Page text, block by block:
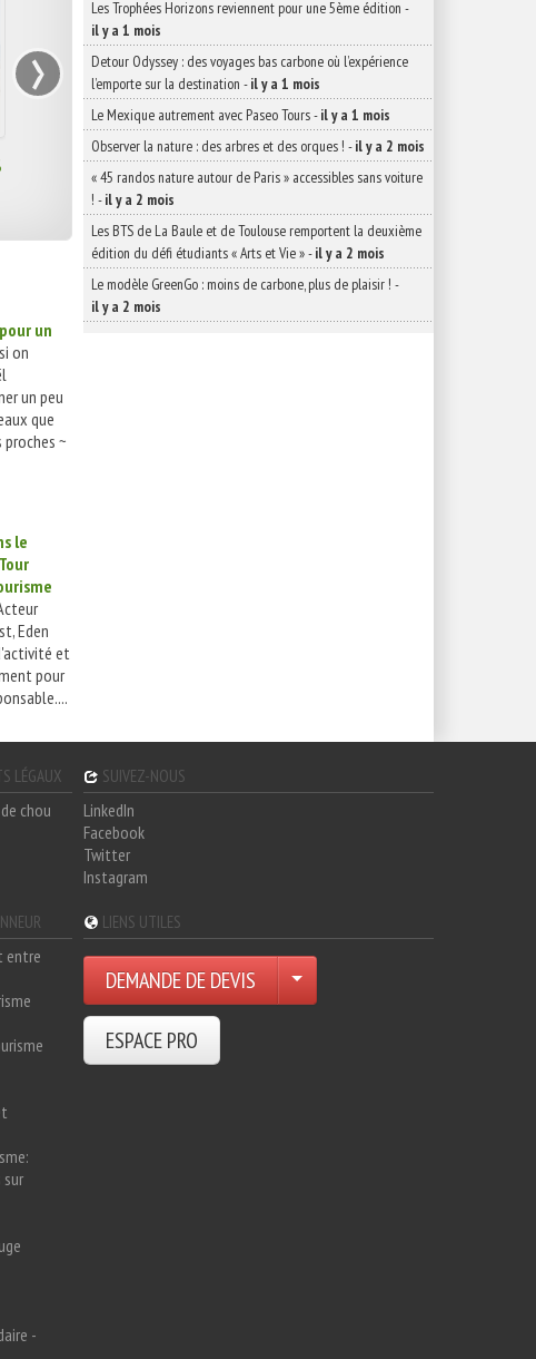
›
un
on
un peu
que
~
le
Eden
et
pour
Les Trophées Horizons reviennent pour une 5ème édition -
il y a 1 mois
Detour Odyssey : des voyages bas carbone où l’expérience
l’emporte sur la destination -il y a 1 mois
Le Mexique autrement avec Paseo Tours-il y a 1 mois
Observer la nature : des arbres et des orques ! -il y a 2 mois
« 45 randos nature autour de Paris » accessibles sans voiture
! -il y a 2 mois
Les BTS de La Baule et de Toulouse remportent la deuxième
édition du défi étudiants « Arts et Vie »-il y a 2 mois
Le modèle GreenGo : moins de carbone, plus de plaisir ! -
il y a 2 mois
LÉGAUX
chou
SUIVEZ-NOUS
LinkedIn
Facebook
Twitter
Instagram
entre
-
LIENS UTILES
DEMANDE DE DEVIS
ESPACE PRO